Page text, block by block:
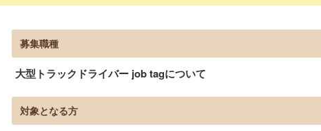
募集職種
大型トラックドライバー job tagについて
対象となる方